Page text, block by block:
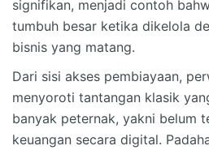
signifikan, menjadi contoh
tumbuh besar ketika dikelola
bisnis yang matang.
Dari sisi akses pembiayaan,
menyoroti tantangan klasik
banyak peternak, yakni belum
keuangan secara digital.